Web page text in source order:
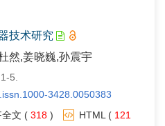
技术研究
然,姜晓巍,孙震宇
5.
3428.0050383
全文 ( 318 ) HTML ( 121